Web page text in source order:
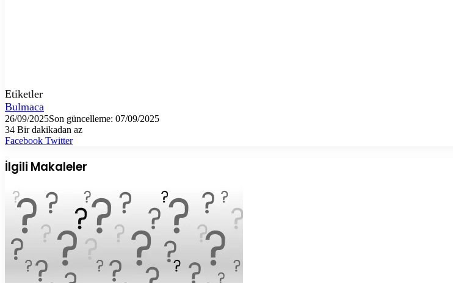
Etiketler
Bulmaca
26/09/2025Son güncelleme: 07/09/2025
34 Bir dakikadan az
Facebook TwitterLinkedIn
Tumblr
Pinterest
Reddit
VKontakte
E-
ile
paylaş
Yazdır
İlgili Makaleler